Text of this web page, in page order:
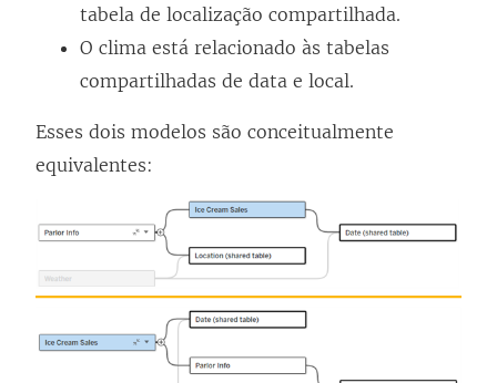
tabela de localização compartilhada.
O clima está relacionado às tabelas
compartilhadas de data e local.
Esses dois modelos são conceitualmente
equivalentes: